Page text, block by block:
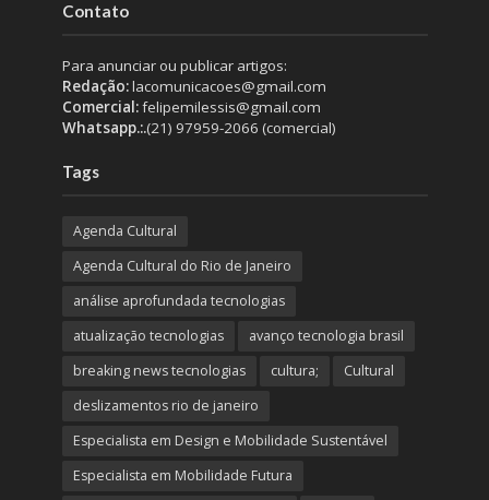
Contato
Para anunciar ou publicar artigos:
Redação:lacomunicacoes@gmail.com
Comercial:felipemilessis@gmail.com
Whatsapp.:.(21) 97959-2066 (comercial)
Tags
Agenda Cultural
Agenda Cultural do Rio de Janeiro
análise aprofundada tecnologias
atualização tecnologias
avanço tecnologia brasil
breaking news tecnologias
cultura;
Cultural
deslizamentos rio de janeiro
Especialista em Design e Mobilidade Sustentável
Especialista em Mobilidade Futura